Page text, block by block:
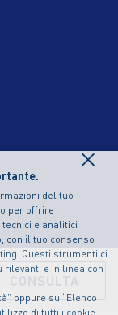
del tuo
per offrire
tecnici e analitici
con il tuo consenso
Questi strumenti ci
e in linea con
oppure su “Elenco
di tutti i cookie
×